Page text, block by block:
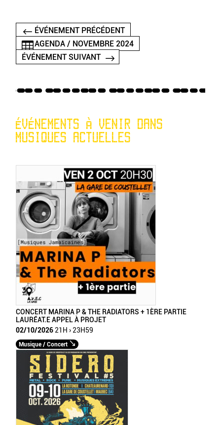
ÉVÉNEMENT PRÉCÉDENT
AGENDA / NOVEMBRE 2024
ÉVÉNEMENT SUIVANT
ÉVÉNEMENTS À VENIR DANS
MUSIQUES ACTUELLES
CONCERT MARINA P & THE RADIATORS + 1ÈRE PARTIE
LAURÉAT.E APPEL À PROJET
02/10/2026 21H › 23H59
Musique / Concert